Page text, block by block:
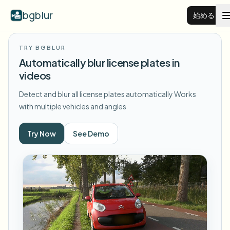
bgblur 始める
サンプルライブラリ全体を閲覧する
顔をぼかす
ナンバープレートをぼかす
機能
View all features
Browse every blur tool in one place
エンタープライズ
学校・教育
リソース
TRY BGBLUR
Automatically blur license plates in
videos
Detect and blur all license plates automaticallyWorks
with multiple vehicles and angles
Try Now See Demo